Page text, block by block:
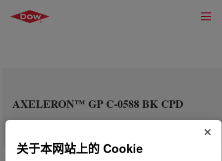
AXELERON™ GP C-0588 BK CPD
关于本网站上的 Cookie